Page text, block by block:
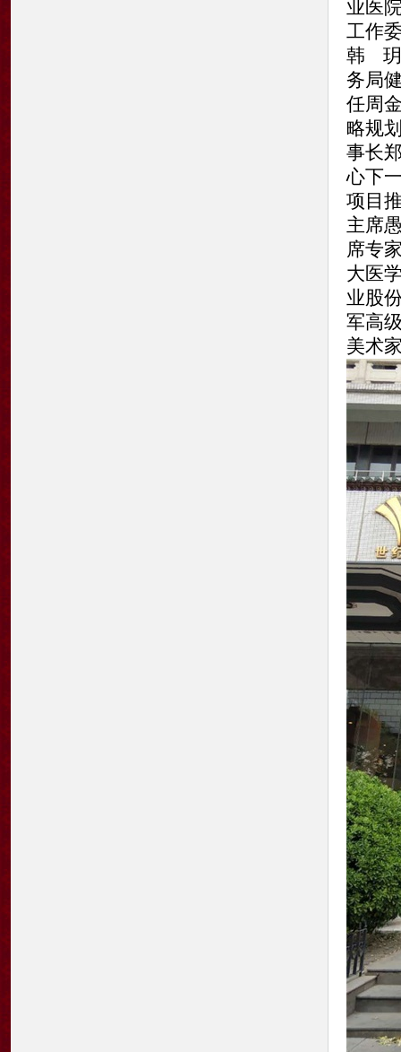
业医
工作
韩 玥
务局
任周
略规
事长
心下
项目
主席
席专
大医
业股
军高
美术